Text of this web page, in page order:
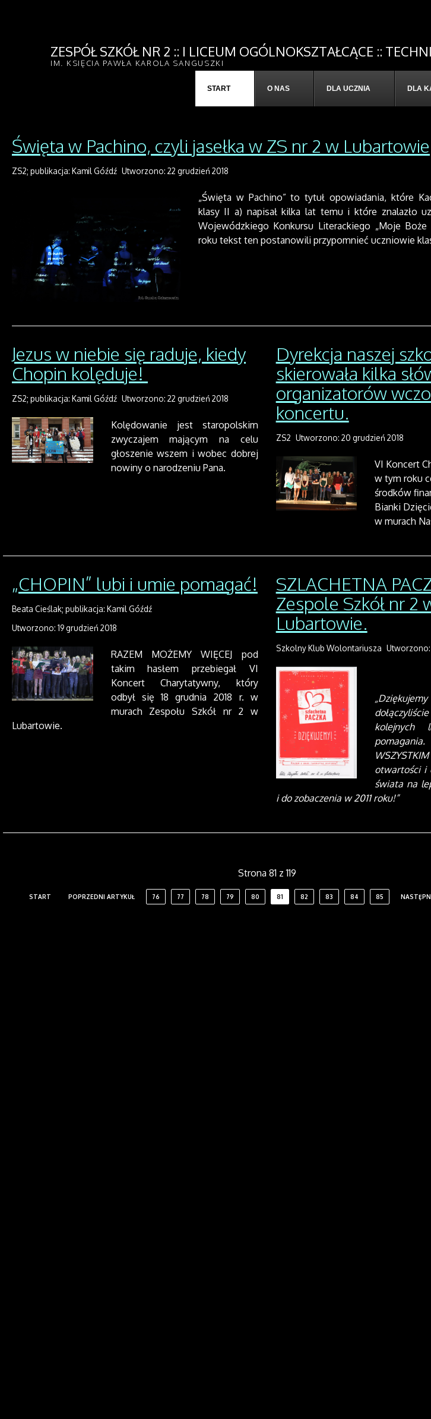
ZESPÓŁ SZKÓŁ NR 2 :: I LICEUM OGÓLNOKSZTAŁCĄCE ::
IM. KSIĘCIA PAWŁA KAROLA SANGUSZKI
START O NAS DLA UCZNIA DLA
Święta w Pachino, czyli jasełka w ZS nr 2 w Lubartowie
ZS2; publikacja: Kamil Góźdź Utworzono: 22 grudzień 2018
„Święta w Pachino” to tytuł opowiadania, które
klasy II a) napisał kilka lat temu i które znalazło
Wojewódzkiego Konkursu Literackiego „Moje
roku tekst ten postanowili przypomnieć uczniowie
Jezus w niebie się raduje, kiedy
Chopin kolęduje!
ZS2; publikacja: Kamil Góźdź Utworzono: 22 grudzień 2018
Kolędowanie jest staropolskim
zwyczajem mającym na celu
głoszenie wszem i wobec dobrej
nowiny o narodzeniu Pana.
Dyrekcja naszej
skierowała kilka
organizatorów
koncertu.
ZS2 Utworzono: 20 grudzień 2018
VI Koncert
w tym roku
środków
Bianki
w murach
„CHOPIN” lubi i umie pomagać!
Beata Cieślak; publikacja: Kamil Góźdź
Utworzono: 19 grudzień 2018
RAZEM MOŻEMY WIĘCEJ pod
takim hasłem przebiegał VI
Koncert Charytatywny, który
odbył się 18 grudnia 2018 r. w
murach Zespołu Szkół nr 2 w
Lubartowie.
SZLACHETNA
Zespole Szkół nr 2
Lubartowie.
Szkolny Klub Wolontariusza Utworzono:
kolejnych
otwartości i
świata na
i do zobaczenia w 2011 roku!”
Strona 81 z 119
START POPRZEDNI ARTYKUŁ 76 77 78 79 80 81 82 83 84 85